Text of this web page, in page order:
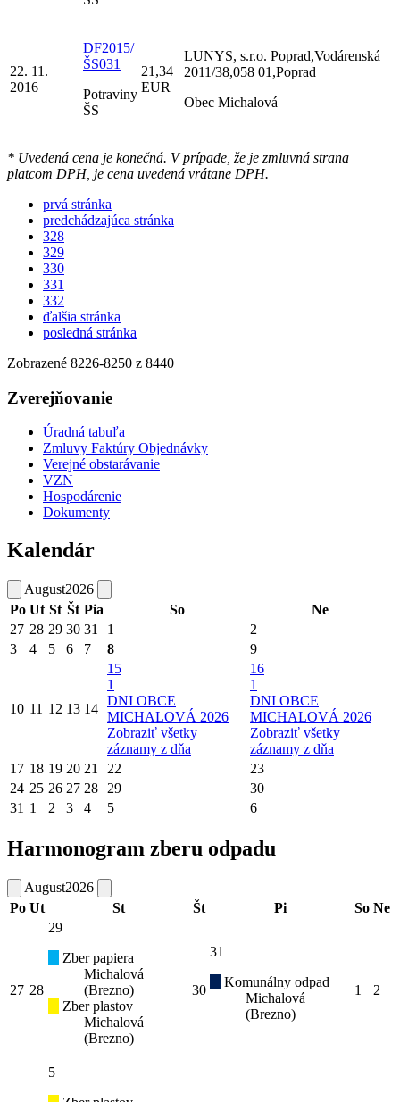
22. 11.
2016
DF2015/
ŠS031
Potraviny
ŠS
21,34
EUR
LUNYS, s.r.o. Poprad,Vodárenská
2011/38,058 01,Poprad
Obec Michalová
* Uvedená cena je konečná. V prípade, že je zmluvná strana
platcom DPH, je cena uvedená vrátane DPH.
prvá stránka
predchádzajúca stránka
328
329
330
331
332
ďalšia stránka
posledná stránka
Zobrazené 8226-8250 z 8440
Zverejňovanie
Úradná tabuľa
Zmluvy Faktúry Objednávky
Verejné obstarávanie
VZN
Hospodárenie
Dokumenty
Kalendár
August2026
Po Ut St Št Pia So
Ne
27 28 29 30 31 1
2
3
4 5 6 7 8 9
10 11 12 13 14
15
1
DNI OBCE
MICHALOVÁ 2026
Zobraziť všetky
záznamy z dňa
16
1
DNI OBCE
MICHALOVÁ 2026
Zobraziť všetky
záznamy z dňa
17 18 19 20 21 22
23
24 25 26 27 28 29
30
31 1 2 3 4 5 6
Harmonogram zberu odpadu
August2026
Po Ut St Št Pi So Ne
27 28
29
Zber papiera
Michalová
(Brezno)
Zber plastov
Michalová
(Brezno)
30
31
Komunálny odpad
Michalová
(Brezno)
1 2
5